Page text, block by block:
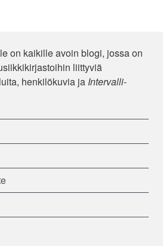
on kaikille avoin blogi, jossa on
liittyviä
henkilökuvia ja Intervalli-